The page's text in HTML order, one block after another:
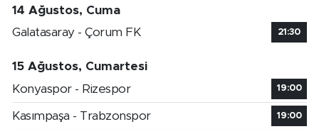
14 Ağustos, Cuma
Galatasaray - Çorum FK
21:30
15 Ağustos, Cumartesi
Konyaspor - Rizespor
19:00
Kasımpaşa - Trabzonspor 19:00